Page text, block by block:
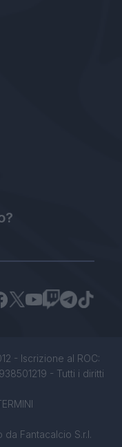
- Iscrizione al ROC:
- Tutti i diritti
Fantacalcio S.r.l.